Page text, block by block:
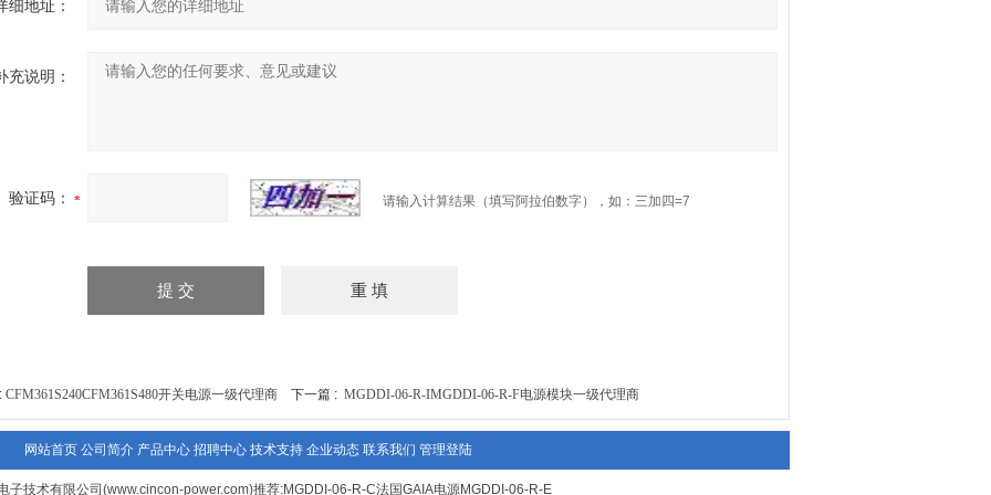
细地址：
充说明：
验证码： 请输入计算结果（填写阿拉伯数字），如：三加四=7
CFM361S240CFM361S480开关电源一级代理商 下一篇 : MGDDI-06-R-IMGDDI-06-R-F电源模块一级代理商
网站首页 公司简介 产品中心 招聘中心 技术支持 企业动态 联系我们 管理登陆
子技术有限公司(www.cincon-power.com)推荐:MGDDI-06-R-C法国GAIA电源MGDDI-06-R-E